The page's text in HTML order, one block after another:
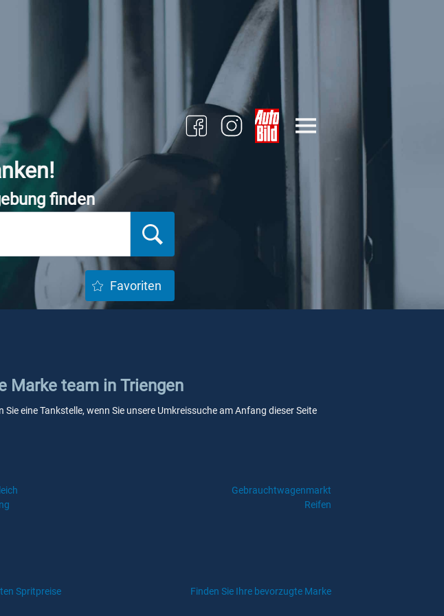
finden
Favoriten
Marke team in Triengen
eine Tankstelle, wenn Sie unsere Umkreissuche am Anfang dieser Seite
Gebrauchtwagenmarkt
Reifen
Spritpreise Finden Sie Ihre bevorzugte Marke